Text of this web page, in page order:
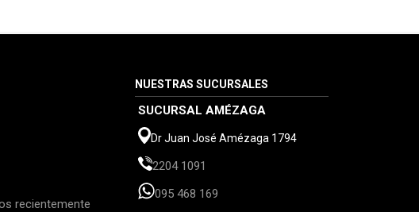
recientemente
NUESTRAS SUCURSALES
SUCURSAL AMÉZAGA
Dr Juan José Amézaga 1794
2204 1091
095 468 169